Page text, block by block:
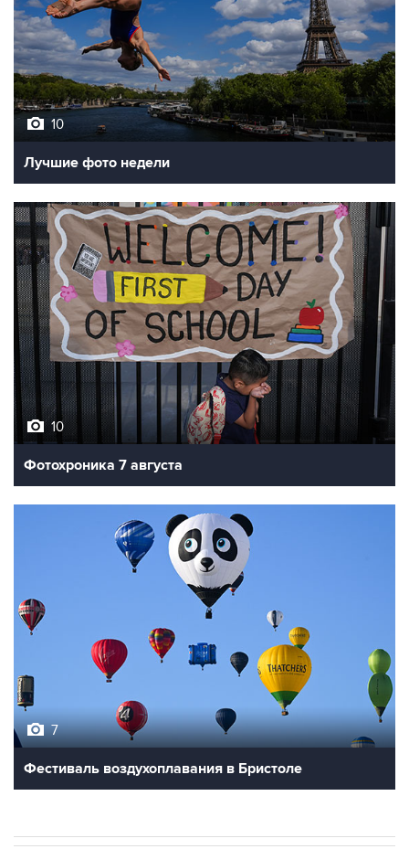
10
Лучшие фото недели
10
Фотохроника 7 августа
7
Фестиваль воздухоплавания в Бристоле